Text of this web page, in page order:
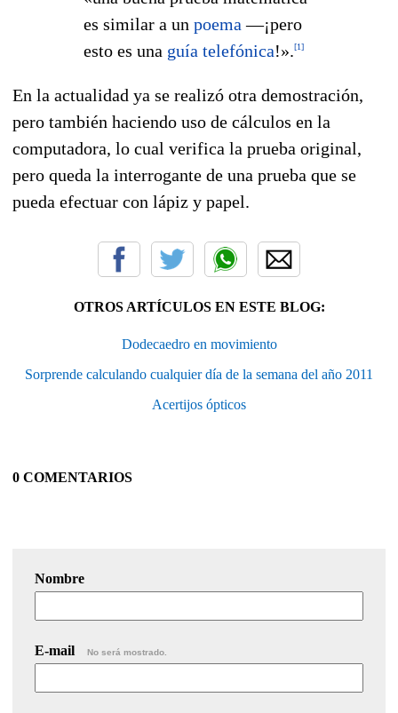
es similar a un poema —¡pero
esto es una guía telefónica!».[1]
En la actualidad ya se realizó otra demostración,
pero también haciendo uso de cálculos en la
computadora, lo cual verifica la prueba original,
pero queda la interrogante de una prueba que se
pueda efectuar con lápiz y papel.
OTROS ARTÍCULOS EN ESTE BLOG:
Dodecaedro en movimiento
Sorprende calculando cualquier día de la semana del año 2011
Acertijos ópticos
0 COMENTARIOS
Nombre
E-mail No será mostrado.